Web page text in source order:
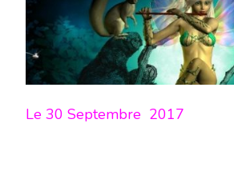
2017-
EN
MODE
ÉCRITURE-
Le 30 Septembre 2017